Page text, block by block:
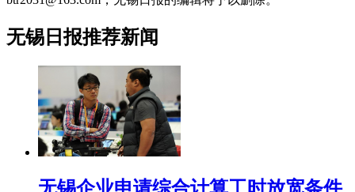
无锡日报推荐新闻
无锡企业申请综合计算工时放宽条件